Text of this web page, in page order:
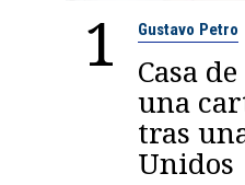
1 Gustavo Petro
Casa
una
tras
Unidos